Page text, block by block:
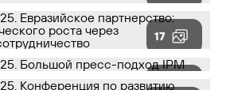
17
19